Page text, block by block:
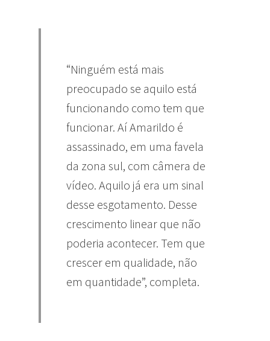
“Ninguém está mais
preocupado se aquilo está
funcionando como tem que
funcionar. Aí Amarildo é
assassinado, em uma favela
da zona sul, com câmera de
vídeo. Aquilo já era um sinal
desse esgotamento. Desse
crescimento linear que não
poderia acontecer. Tem que
crescer em qualidade, não
em quantidade”, completa.